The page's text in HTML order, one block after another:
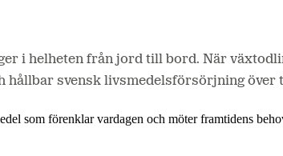
som förenklar vardagen och möter framtidens
i helheten från jord till bord. När
svensk livsmedelsförsörjning över